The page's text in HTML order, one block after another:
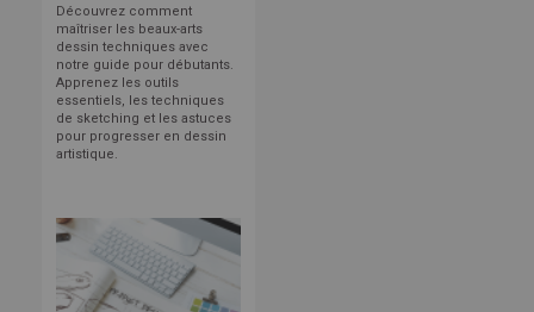
Découvrez comment
maîtriser les beaux-arts
dessin techniques avec
notre guide pour débutants.
Apprenez les outils
essentiels, les techniques
de sketching et les astuces
pour progresser en dessin
artistique.